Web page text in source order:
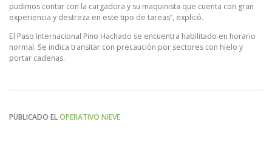
pudimos contar con la cargadora y su maquinista que cuenta con gran
experiencia y destreza en este tipo de tareas”, explicó.
El Paso Internacional Pino Hachado se encuentra habilitado en horario
normal. Se indica transitar con precaución por sectores con hielo y
portar cadenas.
PUBLICADO ELOPERATIVO NIEVE